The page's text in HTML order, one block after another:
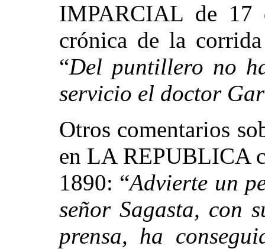
IMPARCIAL de 17
crónica de la
“Del puntillero no
servicio el doctor
Otros comentarios
en LA REPUBLICA
1890: “Advierte un
señor Sagasta, con
prensa, ha